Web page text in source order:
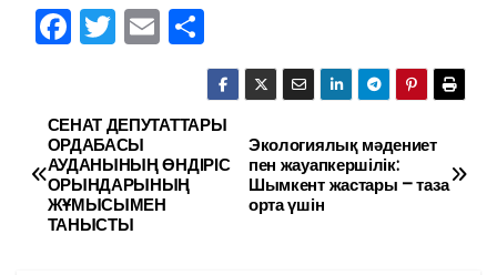
F
a
e
b
o
o
T
w
er
E
m
l
О
тп
р
а
в
Н
а
в
Экологиялық мәдениет
пен жауапкершілік:
Шымкент жастары – таза
орта үшін
СЕНАТ ДЕПУТАТТАРЫ
ОРДАБАСЫ
АУДАНЫНЫҢ ӨНДІРІС
ОРЫНДАРЫНЫҢ
ЖҰМЫСЫМЕН
ТАНЫСТЫ